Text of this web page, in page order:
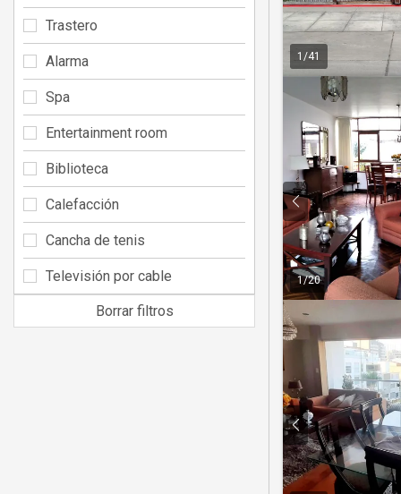
1 /41
1/20
Trastero
Alarma
Spa
Entertainment room
Biblioteca
Calefacción
Cancha de tenis
Televisión por cable
Borrar filtros